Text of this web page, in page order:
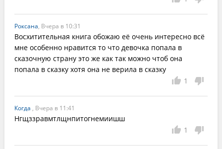
Роксана, Вчера в 10:31
Восхитительная книга обожаю её очень интересно всё
мне особенно нравится то что девочка попала в
сказочную страну это же как так можно чтоб она
попала в сказку хотя она не верила в сказку
1
Когда , Вчера в 11:41
Нгщззравмтлщнпитогнемиишш
1